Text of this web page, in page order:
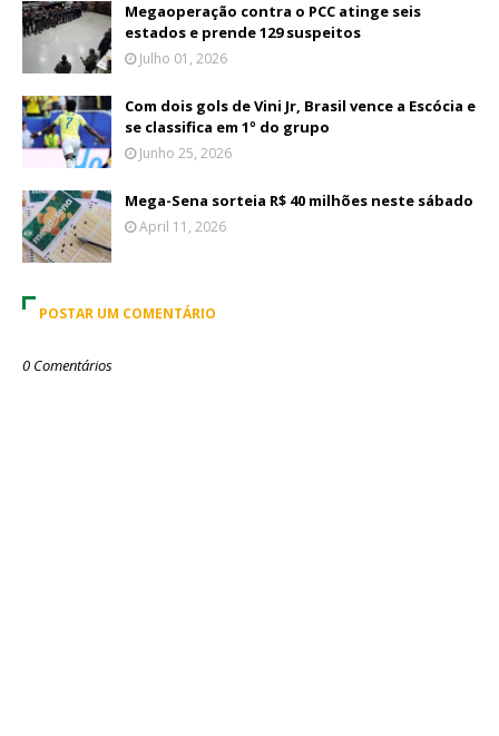
Megaoperação contra o PCC atinge seis
estados e prende 129 suspeitos
Julho 01, 2026
Com dois gols de Vini Jr, Brasil vence a Escócia e
se classifica em 1º do grupo
Junho 25, 2026
Mega-Sena sorteia R$ 40 milhões neste sábado
April 11, 2026
POSTAR UM COMENTÁRIO
0 Comentários